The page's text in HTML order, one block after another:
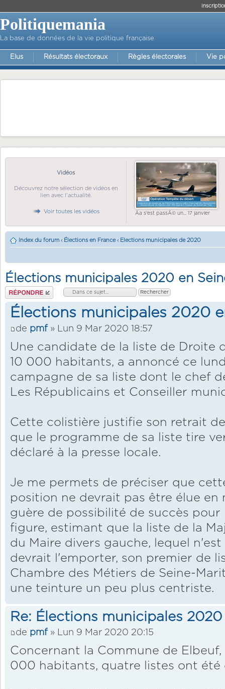
Politiquemania
La base de données de la vie politique française
Elus Résultats électoraux Règles électorales Vie
Vidéos
Découvrez notre sélection de vidéos en
lien avec l'actualité.
Voir toutes les vidéos Ãa s'est passÃ© un... 17 janvier
Index du forum ‹ Élections en France ‹ Elections municipales de 2020
Élections municipales 2020 en
Répondre
Élections municipales 2020
de pmf» Lun 9 Mar 2020 18:57
Une candidate de la liste de Droite
10 000 habitants, a annoncé ce
campagne de sa liste dont le chef
Les Républicains et Conseiller
Cette colistière justifie son retrait
que le programme de sa liste tire
déclaré à la presse locale.
Je me permets de préciser que
position ne devrait pas être élue
guère de possibilité de succès pour
figure, estimant que la liste de la
du Maire divers gauche, lequel
devrait l'emporter, son premier de
Chambre des Métiers de Seine-
une teinture un peu plus centriste.
Re: Élections municipales
de pmf» Lun 9 Mar 2020 20:15
Concernant la Commune de
000 habitants, quatre listes ont été